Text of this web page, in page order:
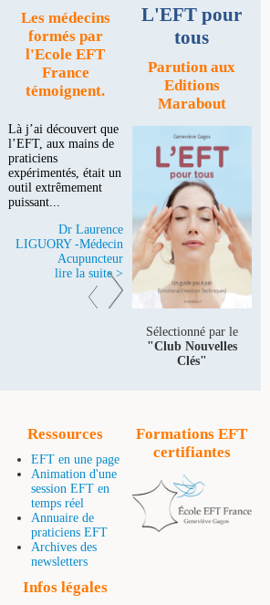
Les médecins
formés par
l'Ecole EFT
France
témoignent.
Là j’ai découvert que
l’EFT, aux mains de
praticiens
expérimentés, était un
outil extrêmement
puissant...
Dr Laurence
LIGUORY -Médecin
Acupuncteur
lire la suite >
L'EFT pour
tous
Parution aux
Editions
Marabout
Sélectionné par le
"Club Nouvelles
Clés"
Ressources
EFT en une page
Animation d'une
session EFT en
temps réel
Annuaire de
praticiens EFT
Archives des
newsletters
Infos légales
Formations EFT
certifiantes